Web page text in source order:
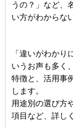
うの？」など、
い方がわからな
「違いがわかり
いうお声も多く
特徴と、活用事
します。
用途別の選び方
項目など、詳し